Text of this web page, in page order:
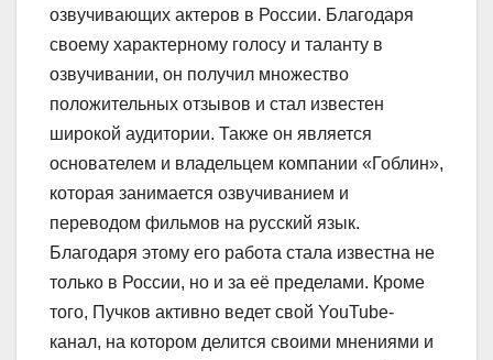
озвучивающих актеров в России. Благодаря
своему характерному голосу и таланту в
озвучивании, он получил множество
положительных отзывов и стал известен
широкой аудитории. Также он является
основателем и владельцем компании «Гоблин»,
которая занимается озвучиванием и
переводом фильмов на русский язык.
Благодаря этому его работа стала известна не
только в России, но и за её пределами. Кроме
того, Пучков активно ведет свой YouTube-
канал, на котором делится своими мнениями и